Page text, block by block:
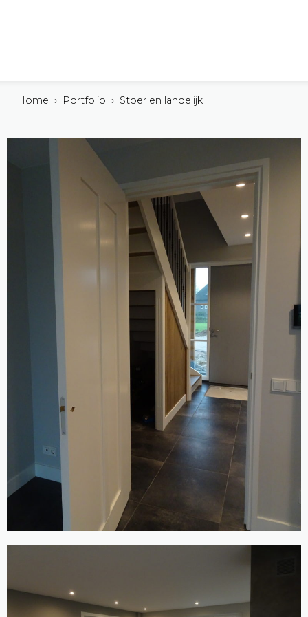
Home › Portfolio › Stoer en landelijk